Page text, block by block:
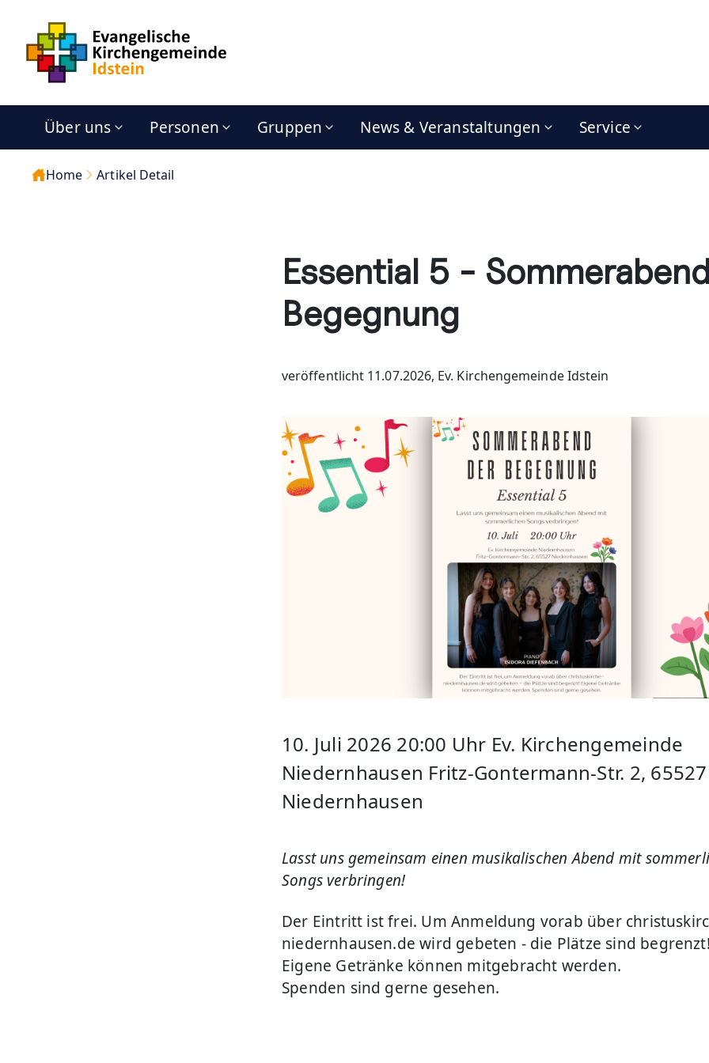
Über uns Personen Gruppen News & Veranstaltungen Service
Home Artikel Detail
Essential 5 -
Begegnung
veröffentlicht 11.07.2026, Ev. Kirchengemeinde Idstein
10. Juli 2026 20:00 Uhr Ev. Kirchengemeinde
Niedernhausen Fritz-Gontermann-Str. 2, 65527
Niedernhausen
Lasst uns gemeinsam einen musikalischen Abend mit
Songs verbringen!
Der Eintritt ist frei. Um Anmeldung vorab über
niedernhausen.de wird gebeten - die Plätze sind
Eigene Getränke können mitgebracht werden.
Spenden sind gerne gesehen.